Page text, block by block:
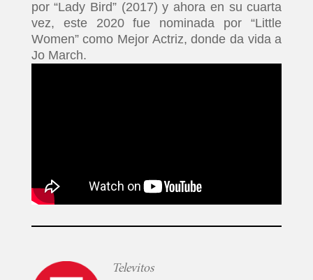
por “Lady Bird” (2017) y ahora en su cuarta
vez, este 2020 fue nominada por “Little
Women” como Mejor Actriz, donde da vida a
Jo March.
Televitos